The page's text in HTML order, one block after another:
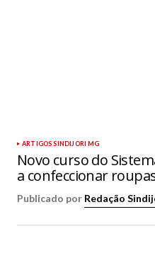
ARTIGOS SINDIJORI MG
Novo curso do
a confeccionar
Publicado por Redação